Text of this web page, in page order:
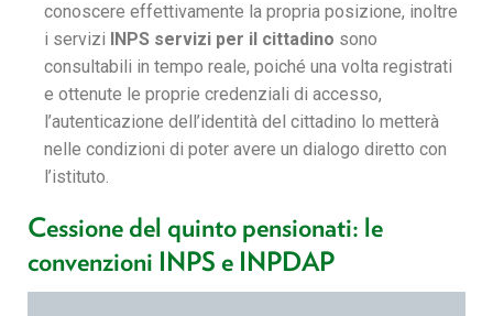
conoscere effettivamente la propria posizione, inoltre
i servizi
INPS servizi per il cittadino sono
consultabili in tempo reale, poiché una volta registrati
e ottenute le proprie credenziali di accesso,
l’autenticazione dell’identità del cittadino lo metterà
nelle condizioni di poter avere un dialogo diretto con
l’istituto.
Cessione del quinto pensionati: le
convenzioni INPS e INPDAP